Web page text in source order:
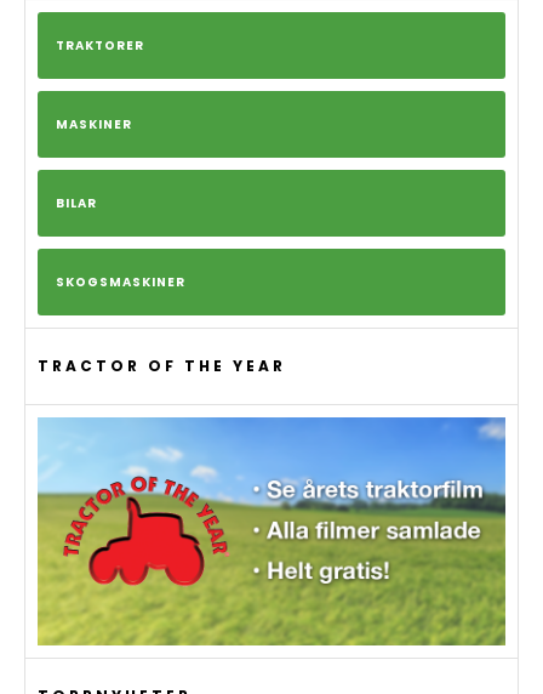
TRAKTORER
MASKINER
BILAR
SKOGSMASKINER
TRACTOR OF THE YEAR